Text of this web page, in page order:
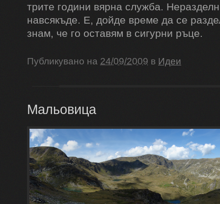
трите години вярна служба.
навсякъде. Е, дойде време да се
знам, че го оставям в сигурни ръце.
Публикувано на 24/09/2009 в Идеи
Мальовица